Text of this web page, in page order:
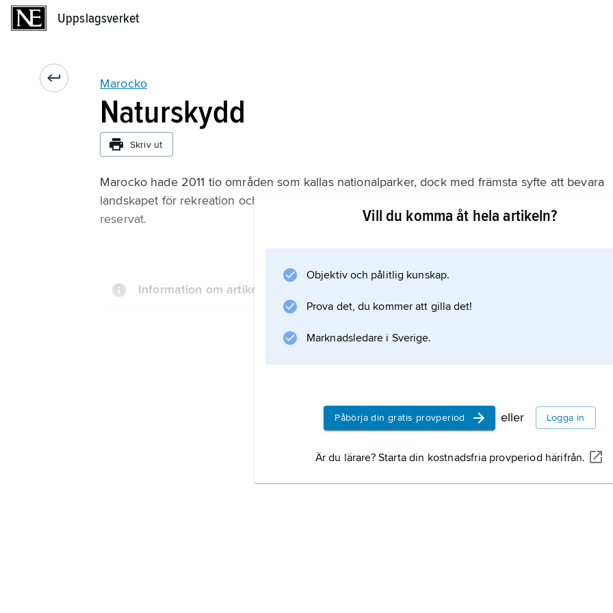
Uppslagsverket
Marocko
Naturskydd
Skriv ut
Marocko hade 2011 tio områden som kallas nationalparker, dock med främsta syfte att bevara
landskapet för rekreation och turism. Därtill fanns fem större jaktreservat och biologiska
reservat.
Information om artikeln
Vill du komma åt hela artikeln?
Objektiv och pålitlig kunskap.
Prova det, du kommer att gilla det!
Marknadsledare i Sverige.
Påbörja din gratis provperiod eller Logga in
Är du lärare? Starta din kostnadsfria provperiod härifrån.